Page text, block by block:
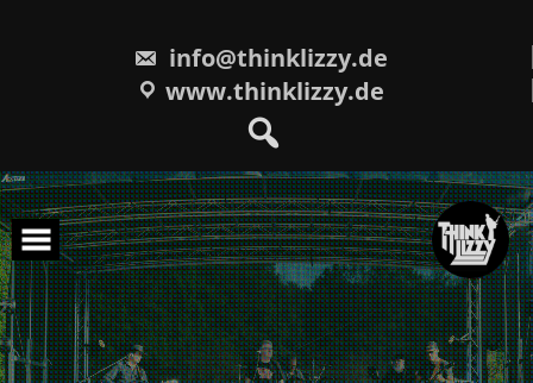
info@thinklizzy.de
www.thinklizzy.de